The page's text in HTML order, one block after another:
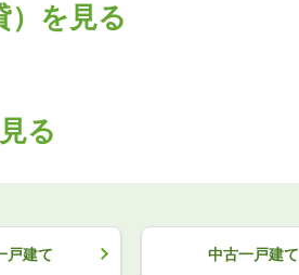
）を見る
る
戸建て 中古一戸建て